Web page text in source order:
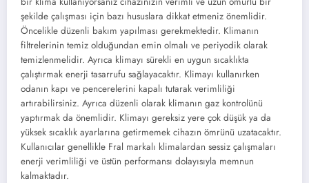
şekilde çalışması için bazı hususlara dikkat etmeniz önemlidir.
Öncelikle düzenli bakım yapılması gerekmektedir. Klimanın
filtrelerinin temiz olduğundan emin olmalı ve periyodik olarak
temizlenmelidir. Ayrıca klimayı sürekli en uygun sıcaklıkta
çalıştırmak enerji tasarrufu sağlayacaktır. Klimayı kullanırken
odanın kapı ve pencerelerini kapalı tutarak verimliliği
artırabilirsiniz. Ayrıca düzenli olarak klimanın gaz kontrolünü
yaptırmak da önemlidir. Klimayı gereksiz yere çok düşük ya da
yüksek sıcaklık ayarlarına getirmemek cihazın ömrünü uzatacaktır.
Kullanıcılar genellikle Fral markalı klimalardan sessiz çalışmaları
enerji verimliliği ve üstün performansı dolayısıyla memnun
kalmaktadır.